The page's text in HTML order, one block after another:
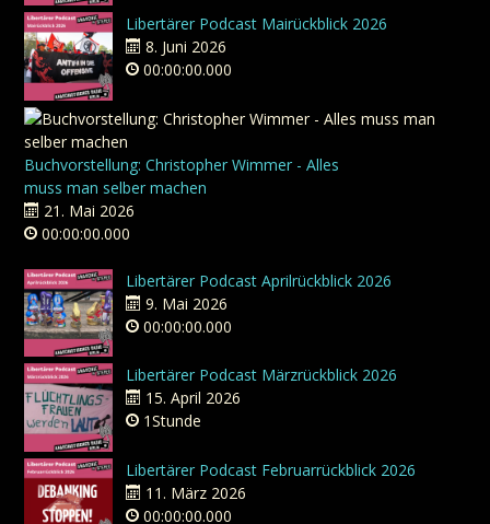
Libertärer Podcast Mairückblick 2026
8. Juni 2026
00:00:00.000
Buchvorstellung: Christopher Wimmer - Alles
muss man selber machen
21. Mai 2026
00:00:00.000
Libertärer Podcast Aprilrückblick 2026
9. Mai 2026
00:00:00.000
Libertärer Podcast Märzrückblick 2026
15. April 2026
1Stunde
Libertärer Podcast Februarrückblick 2026
11. März 2026
00:00:00.000